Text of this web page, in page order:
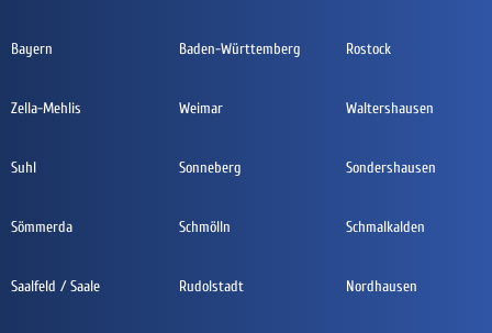
Bayern Baden-Württemberg Rostock
Zella-Mehlis Weimar Waltershausen
Suhl Sonneberg Sondershausen
Sömmerda Schmölln Schmalkalden
Saalfeld / Saale Rudolstadt Nordhausen